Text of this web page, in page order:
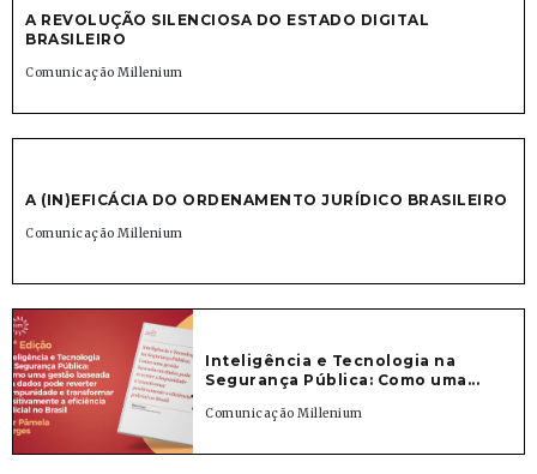
A REVOLUÇÃO SILENCIOSA DO ESTADO DIGITAL
BRASILEIRO
Comunicação Millenium
A (IN)EFICÁCIA DO ORDENAMENTO JURÍDICO BRASILEIRO
Comunicação Millenium
Inteligência e Tecnologia na
Segurança Pública: Como uma...
Comunicação Millenium